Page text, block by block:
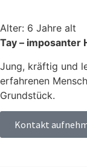
Alter: 6 Jahre alt
Tay –
Jung, kräftig und
erfahrenen
Grundstück.
Kontakt